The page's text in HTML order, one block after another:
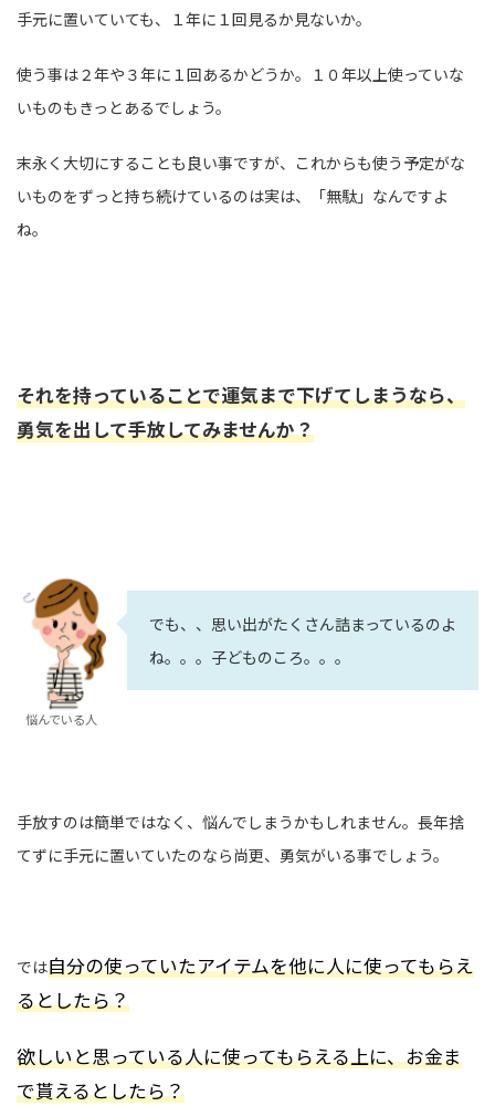
手元に置いていても、１年に１回見るか見ないか。
使う事は２年や３年に１回あるかどうか。１０年以上使っていな
いものもきっとあるでしょう。
末永く大切にすることも良い事ですが、これからも使う予定がな
いものをずっと持ち続けているのは実は、「無駄」なんですよ
ね。
それを持っていることで運気まで下げてしまうなら、
勇気を出して手放してみませんか？
悩んでいる人
でも、、思い出がたくさん詰まっているのよ
ね。。。子どものころ。。。
手放すのは簡単ではなく、悩んでしまうかもしれません。長年捨
てずに手元に置いていたのなら尚更、勇気がいる事でしょう。
では自分の使っていたアイテムを他に人に使ってもらえ
るとしたら？
欲しいと思っている人に使ってもらえる上に、お金ま
で貰えるとしたら？